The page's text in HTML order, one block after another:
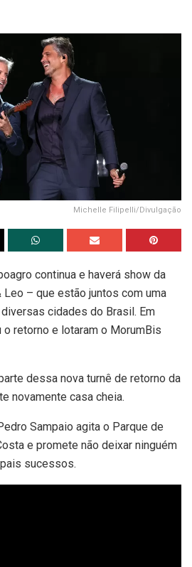
Michelle Filipelli/Divulgação
continua e haverá show da
Leo – que estão juntos com uma
cidades do Brasil. Em
o retorno e lotaram o MorumBis
dessa nova turnê de retorno da
novamente casa cheia.
Sampaio agita o Parque de
e promete não deixar ninguém
sucessos.